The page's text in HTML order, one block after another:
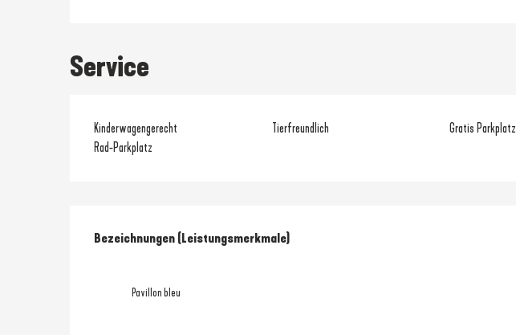
Service
Kinderwagengerecht Tierfreundlich
Gratis Parkplatz
Rad-Parkplatz
Leistungensmöglichkeiten
Bezeichnungen (Leistungsmerkmale)
Bezeichnungen (Leistungsmerkmale)
Pavillon bleu